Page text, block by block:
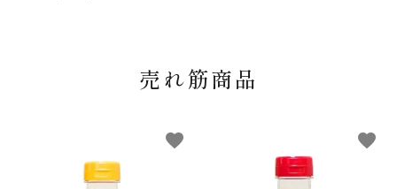
売れ筋商品
favorite favorite